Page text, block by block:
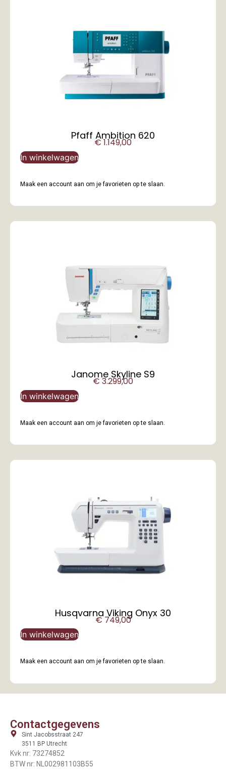
Pfaff Ambition 620
€1.149,00
In winkelwagen
Maak een account aan om je favorieten op te slaan.
Janome Skyline S9
€3.299,00
In winkelwagen
Maak een account aan om je favorieten op te slaan.
Husqvarna Viking Onyx 30
€749,00
In winkelwagen
Maak een account aan om je favorieten op te slaan.
Contactgegevens
Sint Jacobsstraat 247
3511 BP Utrecht
Kvk nr: 73274852
BTW nr: NL002981103B55